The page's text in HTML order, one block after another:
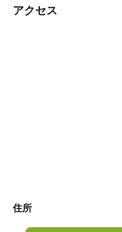
アクセス
住所